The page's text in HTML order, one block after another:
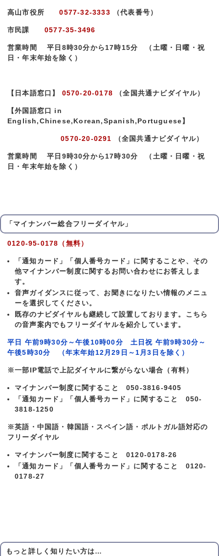
高山市役所0577-32-3333 （代表番号）
市民課 0577-35-3496
営業時間 平日8時30分から17時15分 （土曜・日曜・祝
日・年末年始を除く）
【日本語窓口】 0570-20-0178 （全国共通ナビダイヤル）
【外国語窓口 in
English,Chinese,Korean,Spanish,Portuguese】
0570-20-0291 （全国共通ナビダイヤル）
営業時間 平日9時30分から17時30分 （土曜・日曜・祝
日・年末年始を除く）
「マイナンバー総合フリーダイヤル」
0120-95-0178（無料）
「通知カード」「個人番号カード」に関することや、その
他マイナンバー制度に関するお問い合わせにお答えしま
す。
音声ガイダンスに従って、お聞きになりたい情報のメニュ
ーを選択してください。
既存のナビダイヤルも継続して設置しております。こちら
の音声案内でもフリーダイヤルを紹介しています。
平日 午前9時30分～午後10時00分 土日祝 午前9時30分～
午後5時30分
（年末年始12月29日～1月3日を除く）
※一部IP電話で上記ダイヤルに繋がらない場合（有料）
マイナンバー制度に関すること 050-3816-9405
「通知カード」「個人番号カード」に関すること 050-
3818-1250
※英語・中国語・韓国語・スペイン語・ポルトガル語対応の
フリーダイヤル
マイナンバー制度に関すること 0120-0178-26
「通知カード」「個人番号カード」に関すること 0120-
0178-27
もっと詳しく知りたい方は…